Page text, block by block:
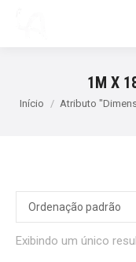
1M X
Você está aqui:
Início Atributo
Exibindo um único